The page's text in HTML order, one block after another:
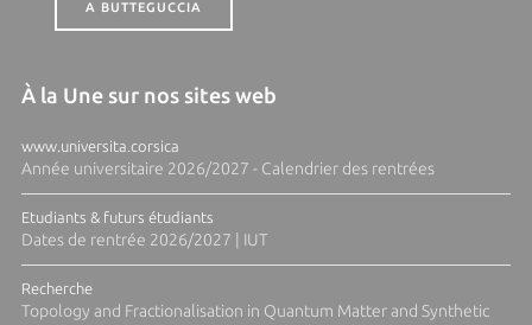
A BUTTEGUCCIA
À la Une sur nos sites web
www.universita.corsica
Année universitaire 2026/2027 - Calendrier des rentrées
Etudiants & futurs étudiants
Dates de rentrée 2026/2027 | IUT
Recherche
Topology and Fractionalisation in Quantum Matter and Synthetic